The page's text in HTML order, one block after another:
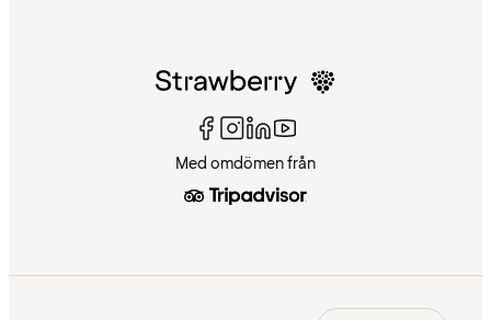
Med omdömen från